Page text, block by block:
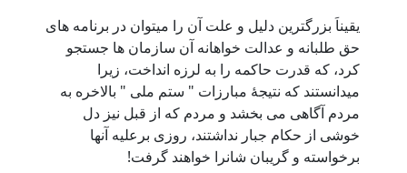
یقیناَ بزرگترین دلیل و علت آن را میتوان در برنامه های
حق طلبانه و عدالت خواهانه آن سازمان ها جستجو
کرد، که قدرت حاکمه را به لرزه انداخت، زیرا
میدانستند که نتیجۀ مبارزات " ستم ملی " بالاخره به
مردم آگاهی می بخشد و مردم که از قبل نیز دل
خوشی از حکام جبار نداشتند، روزی برعلیه آنها
برخواسته و گریبان شانرا خواهند گرفت!